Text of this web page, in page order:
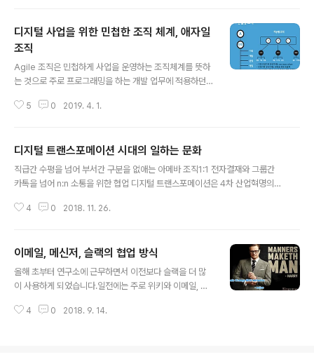
여 강사의 강연을 듣는 형태로 진행되던 push형 교육과 필
요한 정보를 찾아서 학습을 하며 배우는 pull형 지식 사이
의 경계가 허물어지며 통합되고 있다. "① 프로그램을 탐
색, 참여하는 과정 → ② 콘텐츠의 포맷 → ③ 지식을 전달
교육 후 성과를 측정하고 활용하는 방식 → ⑥ 교육 기획과
디지털 사업을 위한 민첩한 조직 체계, 애자일
조직
Agile 조직은 민첩하게 사업을 운영하는 조직체계를 뜻하
는 것으로 주로 프로그래밍을 하는 개발 업무에 적용하던
요로 하는 스타트업과 기술 혁신이 사업의 중요한 성공요
의 분야와 덩치큰 대기업들에도 스며들고 있다. 과연 애자
일 조직은 사업 혁신의 만병통치약일까? 왜 애자일 조직에
대한 관심이 급증하고 있는 것일까? 21세기에 접어들면서
업을 크게 변화시키고 있다. 20년간 벌어진 일들을 보자.
5 0 2019. 4. 1.
디지털 트랜스포메이션 시대의 일하는 문화
직급간 수평을 넘어 부서간 구분을 없애는 아메바 조직1:1 전자결재와 그룹간
카톡을 넘어 n:n 소통을 위한 협업 디지털 트랜스포메이션은 4차 산업혁명의
한다. 이때 사용되는 기술로는 전통적인 운영관리 시스템인 ERP. CRM, SCM
지능, 모바일 및 로봇, VR, AR, 3D 프린팅 등의 최신 기술에 이르기까지 다양하
다. 하지만, 대부분의 디지털 트랜스포메이션이 실질적인 성과로 이어지지 못하
는 이유는 기술 만능주의에 빠져 있기 때문이다. 기업 혁신의 과정에..
4 0 2018. 11. 26.
이메일, 메신저, 슬랙의 협업 방식
올해 초부터 연구소에 근무하면서 이전보다 슬랙을 더 많
이 사용하게 되었습니다.일전에는 주로 위키와 이메일, 드
게다가 슬랙을 이용하다보니 자연스럽게 구글독스의 이용
4 0 2018. 9. 14.